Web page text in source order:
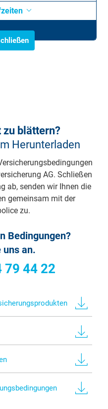
zu blättern?
Herunterladen
AG. Schließen
ab, senden wir Ihnen die
gemeinsam mit der
zu.
Bedingungen?
uns an.
79 44 22